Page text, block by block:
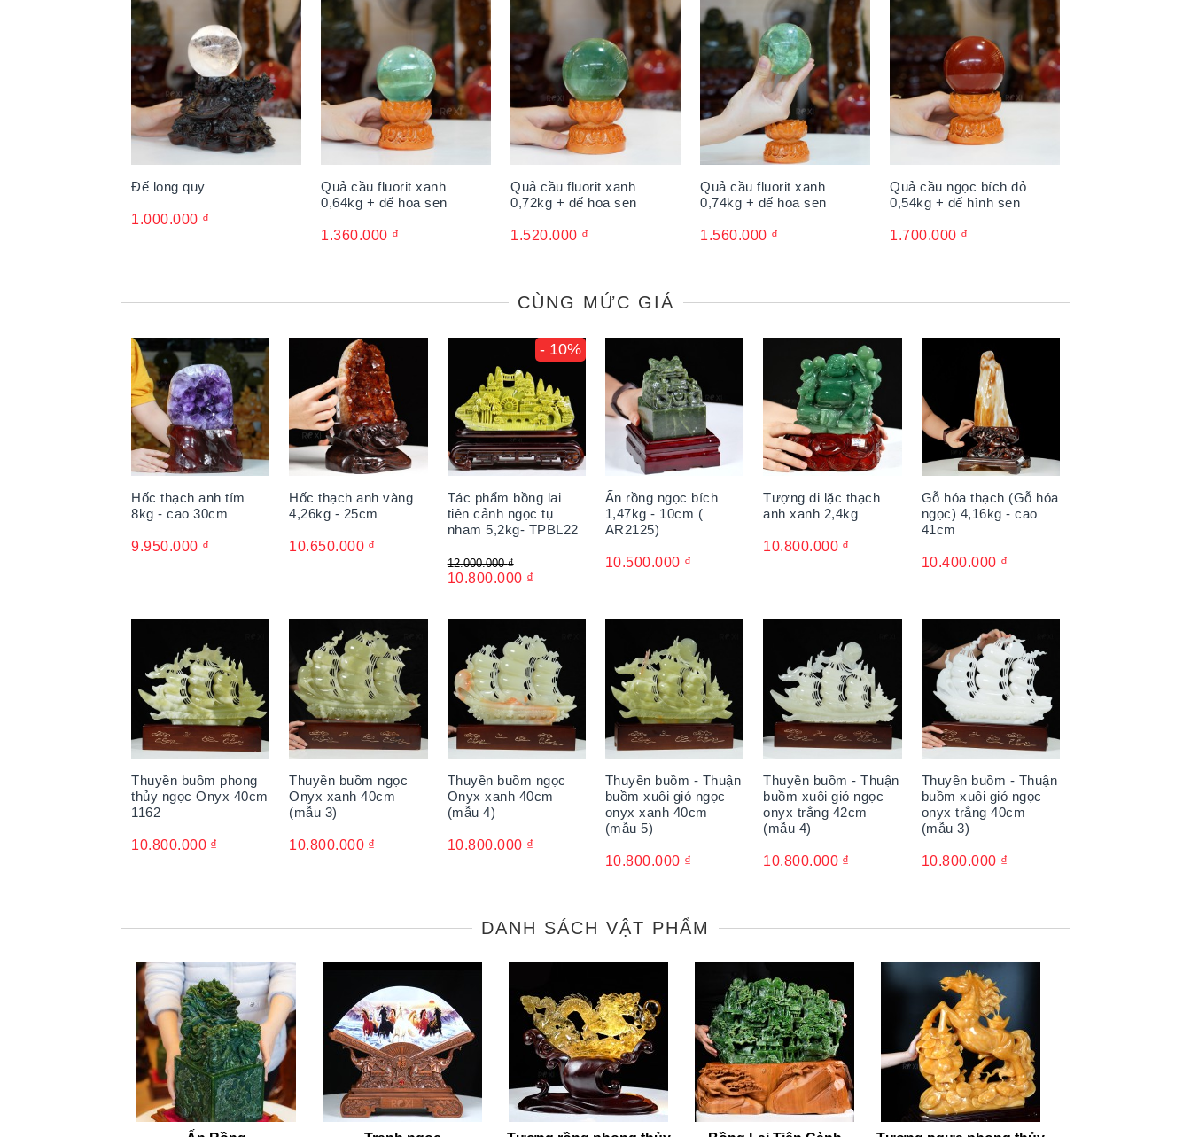
Đế long quy
1.000.000 ₫
Quả cầu fluorit xanh
0,64kg + đế hoa sen
1.360.000 ₫
Quả cầu fluorit xanh
0,72kg + đế hoa sen
1.520.000 ₫
Quả cầu fluorit xanh
0,74kg + đế hoa sen
1.560.000 ₫
Quả cầu ngọc bích đỏ
0,54kg + đế hình sen
1.700.000 ₫
CÙNG MỨC GIÁ
Hốc thạch anh tím
8kg - cao 30cm
9.950.000 ₫
Hốc thạch anh vàng
4,26kg - 25cm
10.650.000 ₫
- 10%
Tác phẩm bồng lai
tiên cảnh ngọc tụ
nham 5,2kg- TPBL22
12.000.000 ₫
10.800.000 ₫
Ấn rồng ngọc bích
1,47kg - 10cm (
AR2125)
10.500.000 ₫
Tượng di lặc thạch
anh xanh 2,4kg
10.800.000 ₫
Gỗ hóa thạch (Gỗ hóa
ngọc) 4,16kg - cao
41cm
10.400.000 ₫
Thuyền buồm phong
thủy ngọc Onyx 40cm
1162
10.800.000 ₫
Thuyền buồm ngọc
Onyx xanh 40cm
(mẫu 3)
10.800.000 ₫
Thuyền buồm ngọc
Onyx xanh 40cm
(mẫu 4)
10.800.000 ₫
Thuyền buồm - Thuận
buồm xuôi gió ngọc
onyx xanh 40cm
(mẫu 5)
10.800.000 ₫
Thuyền buồm - Thuận
buồm xuôi gió ngọc
onyx trắng 42cm
(mẫu 4)
10.800.000 ₫
Thuyền buồm - Thuận
buồm xuôi gió ngọc
onyx trắng 40cm
(mẫu 3)
10.800.000 ₫
DANH SÁCH VẬT PHẨM